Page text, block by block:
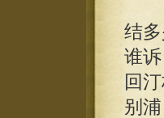
结
谁诉
回
别